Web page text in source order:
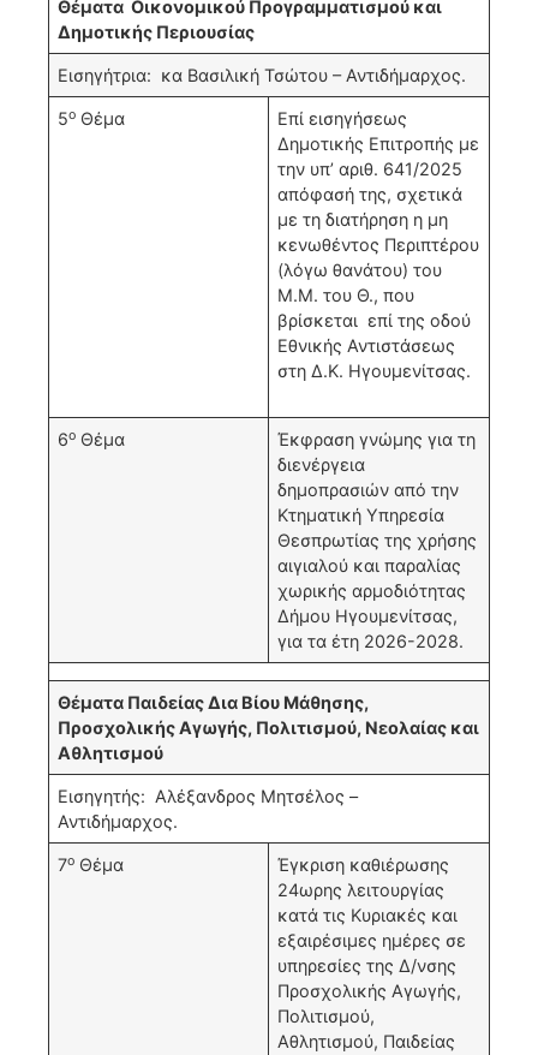
Θέματα Οικονομικού Προγραμματισμού και
Δημοτικής Περιουσίας
Εισηγήτρια: κα Βασιλική Τσώτου – Αντιδήμαρχος.
5ο Θέμα
Επί εισηγήσεως
Δημοτικής Επιτροπής με
την υπ’ αριθ. 641/2025
απόφασή της, σχετικά
με τη διατήρηση η μη
κενωθέντος Περιπτέρου
(λόγω θανάτου) του
Μ.Μ. του Θ., που
βρίσκεται επί της οδού
Εθνικής Αντιστάσεως
στη Δ.Κ. Ηγουμενίτσας.
6ο Θέμα
Έκφραση γνώμης για τη
διενέργεια
δημοπρασιών από την
Κτηματική Υπηρεσία
Θεσπρωτίας της χρήσης
αιγιαλού και παραλίας
χωρικής αρμοδιότητας
Δήμου Ηγουμενίτσας,
για τα έτη 2026-2028.
Θέματα Παιδείας Δια Βίου Μάθησης,
Προσχολικής Αγωγής, Πολιτισμού, Νεολαίας και
Αθλητισμού
Εισηγητής: Αλέξανδρος Μητσέλος –
Αντιδήμαρχος.
7ο Θέμα
Έγκριση καθιέρωσης
24ωρης λειτουργίας
κατά τις Κυριακές και
εξαιρέσιμες ημέρες σε
υπηρεσίες της Δ/νσης
Προσχολικής Αγωγής,
Πολιτισμού,
Αθλητισμού, Παιδείας